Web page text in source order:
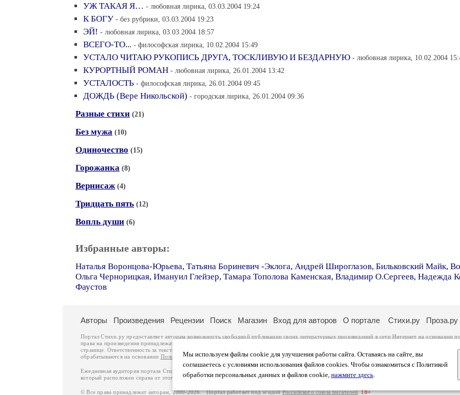
УЖ ТАКАЯ Я… - любовная лирика, 03.03.2004 19:24
К БОГУ - без рубрики, 03.03.2004 19:23
ЭЙ! - любовная лирика, 03.03.2004 18:57
ВСЕГО-ТО... - философская лирика, 10.02.2004 15:49
УСТАЛО ЧИТАЮ РУКОПИСЬ ДРУГА, ТОСКЛИВУЮ И БЕЗДАРНУЮ - любовная лирика, 10.02.2004
КУРОРТНЫЙ РОМАН - любовная лирика, 26.01.2004 13:42
УСТАЛОСТЬ - философская лирика, 26.01.2004 09:45
ДОЖДЬ (Вере Никольской) - городская лирика, 26.01.2004 09:36
Разные стихи (21)
Без мужа (10)
Одиночество (15)
Горожанка (8)
Вернисаж (4)
Тридцать пять (12)
Вопль души (6)
Избранные авторы:
Наталья Воронцова-Юрьева, Татьяна Бориневич -Эклога, Андрей Широглазов, Бильковский Майк,
Ольга Чернорицкая, Имануил Глейзер, Тамара Тополова Каменская, Владимир О.Сергеев, Надежда
Фаустов
Мы используем файлы cookie для улучшения работы сайта. Оставаясь на сайте, вы
соглашаетесь с условиями использования файлов cookies. Чтобы ознакомиться с Политикой
обработки персональных данных и файлов cookie, нажмите здесь.
Авторы Произведения Рецензии Поиск Магазин Вход для авторов О портале Стихи.ру Проза.ру
Портал Стихи.ру предоставляет авторам возможность свободной публикации своих литературных произведений в сети Интернет на основании
права на произведения принадлежат авторам и охраняются
странице. Ответственность за тексты произведений авторы несут самостоятельно на основании
законодательства
обрабатываются на основании Политики обработки персональных данных. Вы также можете посмотреть более подробнуюинформацию о
Ежедневная аудитория портала Стихи.ру – порядка 200 тысяч посетителей, которые в общей сумме просматривают более двух миллионов
который расположен справа от этого текста. В каждой графе указано по две цифры: количество просмотров и количество посетителей.
© Все права принадлежат авторам, 2000-2026. Портал работает под эгидойРоссийского союза писателей.18+